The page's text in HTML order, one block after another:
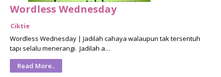
Wordless Wednesday
Ciktie
Wordless Wednesday | Jadilah cahaya walaupun tak tersentuh
tapi selalu menerangi. Jadilah a…
Read More..